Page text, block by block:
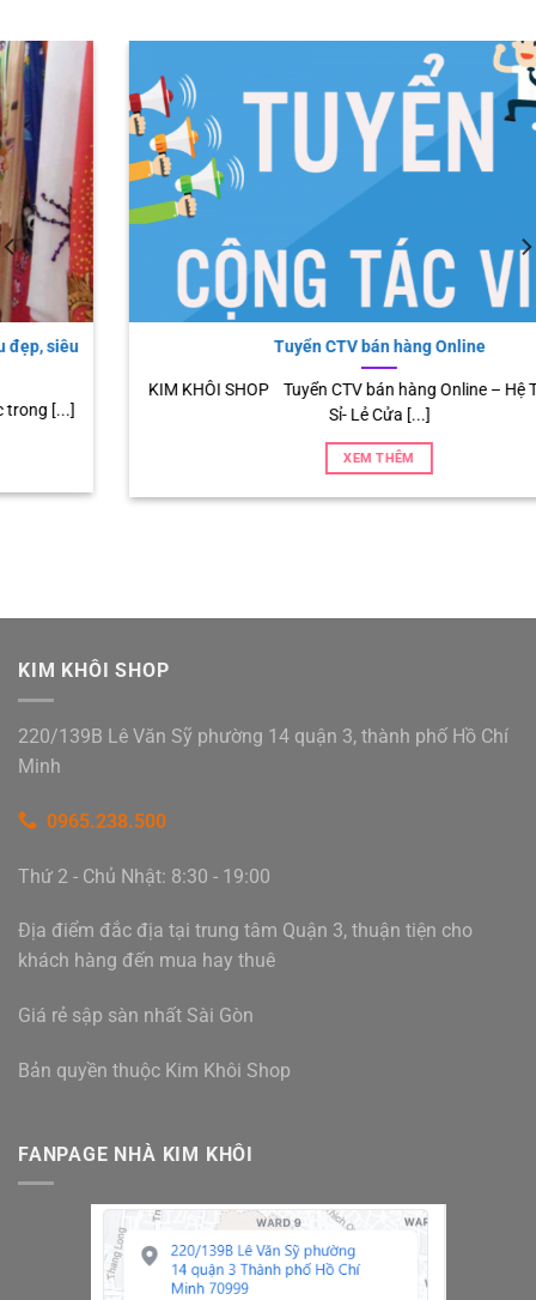
Tuyển CTV bán hàng Online
KIM KHÔI SHOP Tuyển CTV bán hàng Online – Hệ Thống Bán
KIM KHÔI SHOP
220/139B Lê Văn Sỹ phường 14 quận 3, thành phố Hồ Chí
Minh
0965.238.500
Thứ 2 - Chủ Nhật: 8:30 - 19:00
Địa điểm đắc địa tại trung tâm Quận 3, thuận tiện cho
khách hàng đến mua hay thuê
Giá rẻ sập sàn nhất Sài Gòn
Bản quyền thuộc Kim Khôi Shop
FANPAGE NHÀ KIM KHÔI